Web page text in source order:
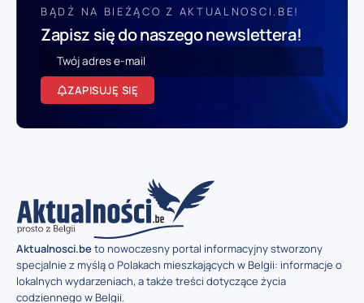
BĄDŹ NA BIEŻĄCO Z AKTUALNOSCI.BE!
Zapisz się do naszego newslettera!
ZAPISUJĘ SIĘ
Aktualnosci.beto nowoczesny portal informacyjny stworzony
specjalnie z myślą o Polakach mieszkających w Belgii: informacje o
lokalnych wydarzeniach, a także treści dotyczące życia
codziennego w Belgii.